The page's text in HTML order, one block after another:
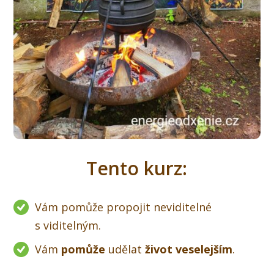
Tento kurz:
Vám pomůže propojit neviditelné
s viditelným.
Vám pomůže udělatživot veselejším.